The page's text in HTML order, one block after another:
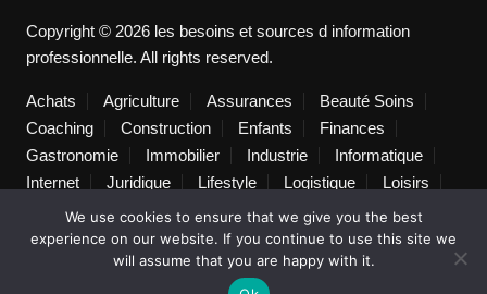
Copyright © 2026 les besoins et sources d information
professionnelle. All rights reserved.
Achats Agriculture Assurances
Beauté Soins
Coaching
Construction Enfants
Finances
Gastronomie
Immobilier Industrie
Informatique
Internet
Juridique Lifestyle Logistique
Loisirs
Marketing
Mode Non classé
Photographie
Pratique
Publicité Santé
Services
Textile
Tourisme
We use cookies to ensure that we give you the best
experience on our website. If you continue to use this site we
will assume that you are happy with it.